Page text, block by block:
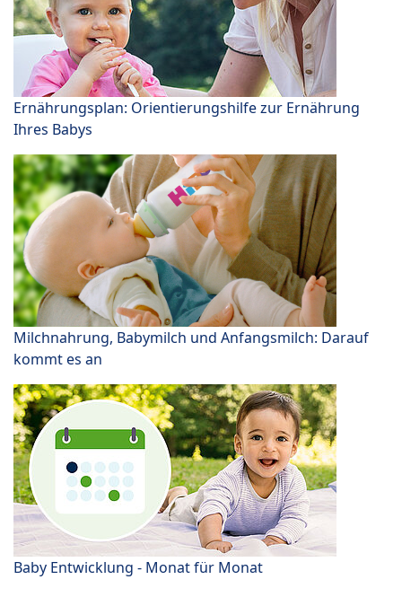
Ernährungsplan: Orientierungshilfe zur Ernährung
Ihres Babys
Milchnahrung, Babymilch und Anfangsmilch: Darauf
kommt es an
Baby Entwicklung - Monat für Monat